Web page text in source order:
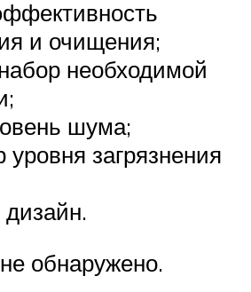
и очищения;
необходимой
шума;
уровня загрязнения
обнаружено.